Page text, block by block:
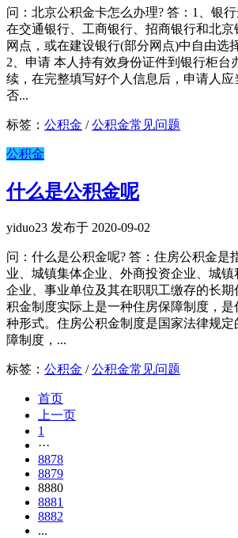
问：北京公积金卡怎么办理? 答：1、银
在交通银行、工商银行、招商银行和北
网点，或在建设银行(部分网点)中自由选
2、申请 本人持有效身份证件到银行柜台
续，在完整填写好个人信息后，申请人
否...
标签： 公积金 /公积金常见问题
公积金
什么是公积金呢
yiduo23 发布于 2020-09-02
问：什么是公积金呢? 答：住房公积金是
业、城镇集体企业、外商投资企业、城
企业、事业单位及其在职职工缴存的长
积金制度实际上是一种住房保障制度，
种形式。住房公积金制度是国家法律规
障制度，...
标签： 公积金 /公积金常见问题
首页
上一页
1
···
8878
8879
8880
8881
8882
...